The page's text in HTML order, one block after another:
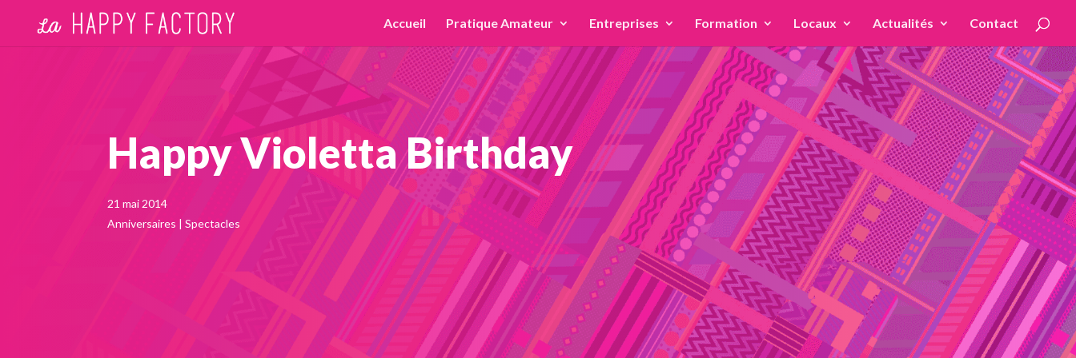
Accueil Pratique Amateur Entreprises Formation Locaux Actualités Contact
Happy Violetta Birthday
21 mai 2014
Anniversaires |Spectacles